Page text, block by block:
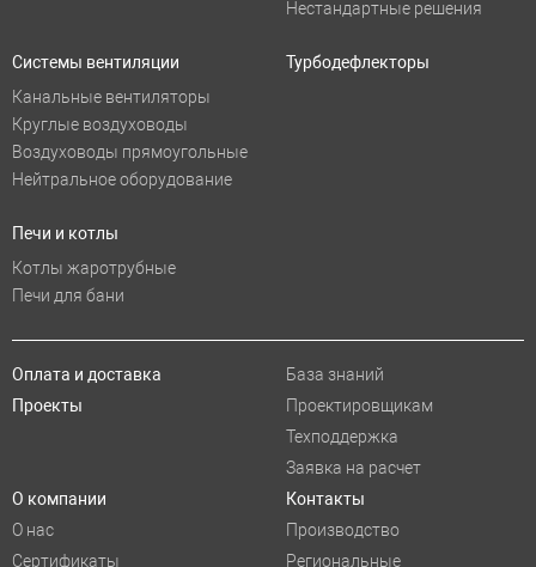
Нестандартные решения
Системы вентиляции
Канальные вентиляторы
Круглые воздуховоды
Воздуховоды прямоугольные
Нейтральное оборудование
Турбодефлекторы
Печи и котлы
Котлы жаротрубные
Печи для бани
Оплата и доставка
Проекты
База знаний
Проектировщикам
Техподдержка
Заявка на расчет
О компании
О нас
Сертификаты
Контакты
Производство
Региональные